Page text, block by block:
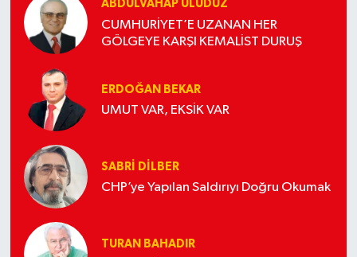
ABDÜLVAHAP ULUDÜZ
CUMHURİYET’E UZANAN HER
GÖLGEYE KARŞI KEMALİST DURUŞ
ERDOĞAN BEKAR
UMUT VAR, EKSİK VAR
SABRI DILBER
CHP’ye Yapılan Saldırıyı Doğru Okumak
TURAN BAHADIR